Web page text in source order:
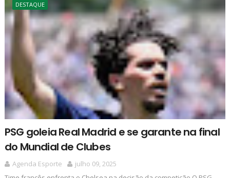
DESTAQUE
PSG goleia Real Madrid e se garante na final
do Mundial de Clubes
Agenda Esporte
julho 09, 2025